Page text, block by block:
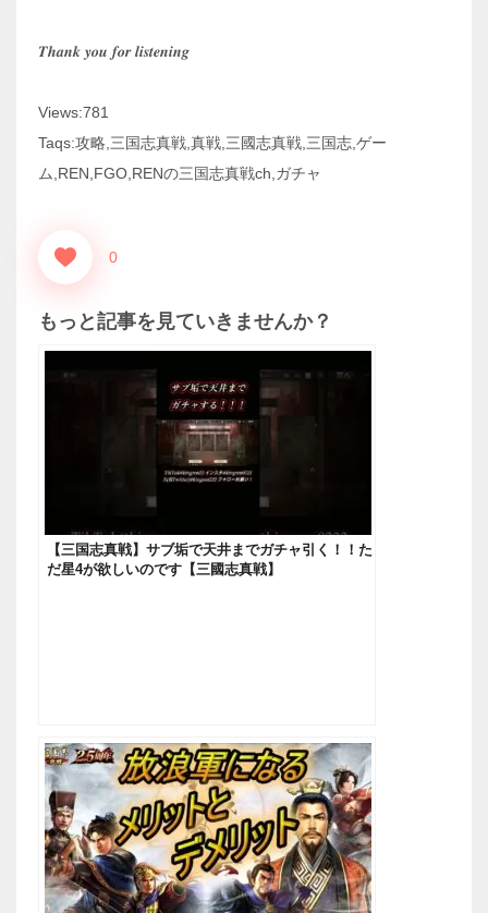
𝑻𝒉𝒂𝒏𝒌 𝒚𝒐𝒖 𝒇𝒐𝒓 𝒍𝒊𝒔𝒕𝒆𝒏𝒊𝒏𝒈
Views:781
Taqs:攻略,三国志真戦,真戦,三國志真戦,三国志,ゲー
ム,REN,FGO,RENの三国志真戦ch,ガチャ
0
もっと記事を見ていきませんか？
【三国志真戦】サブ垢で天井までガチャ引く！！た
だ星4が欲しいのです【三國志真戦】